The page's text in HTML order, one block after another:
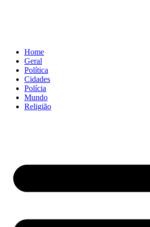
Home
Geral
Política
Cidades
Polícia
Mundo
Religião